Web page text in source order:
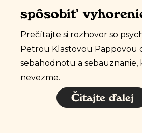
spôsobiť
Prečítajte si rozhovor so
Petrou Klastovou Pappovou
sebahodnotu a
nevezme.
Čítajte ďalej